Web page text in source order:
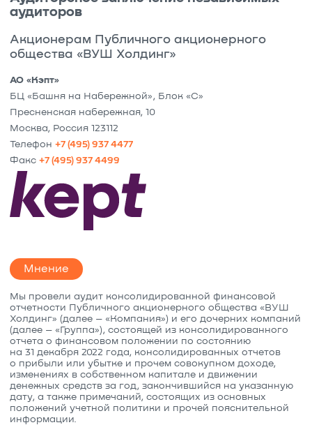
аудиторов
Акционерам Публичного акционерного
общества «ВУШ Холдинг»
АО «Кэпт»
БЦ «Башня на Набережной», Блок «С»
Пресненская набережная, 10
Москва, Россия 123112
Телефон +7 (495) 937 4477
Факс +7 (495) 937 4499
Мнение
Мы провели аудит консолидированной финансовой
отчетности Публичного акционерного общества «ВУШ
Холдинг» (далее – «Компания») и его дочерних компаний
(далее – «Группа»), состоящей из консолидированного
отчета о финансовом положении по состоянию
на 31 декабря 2022 года, консолидированных отчетов
о прибыли или убытке и прочем совокупном доходе,
изменениях в собственном капитале и движении
денежных средств за год, закончившийся на указанную
дату, а также примечаний, состоящих из основных
положений учетной политики и прочей пояснительной
информации.